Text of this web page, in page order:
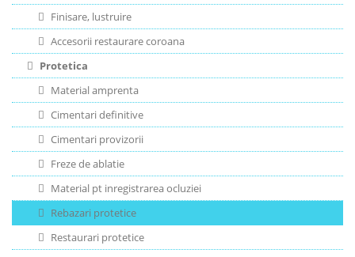
Finisare, lustruire
Accesorii restaurare coroana
Protetica
Material amprenta
Cimentari definitive
Cimentari provizorii
Freze de ablatie
Material pt inregistrarea ocluziei
Rebazari protetice
Restaurari protetice